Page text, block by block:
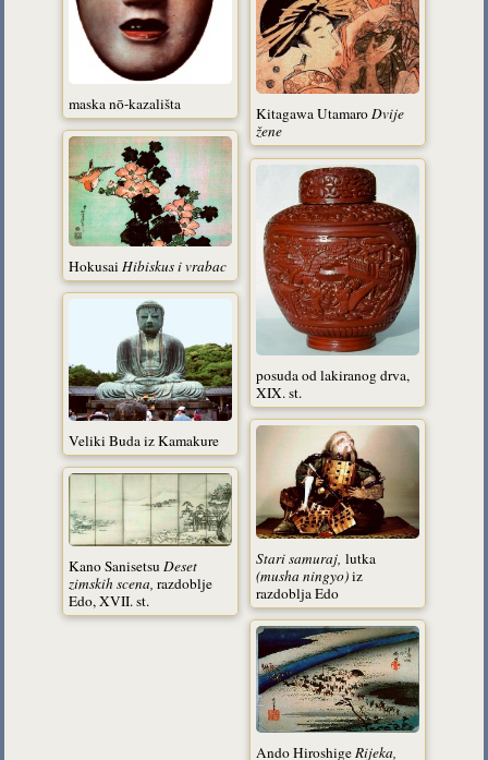
maska nō-kazališta
Kitagawa UtamaroDvije
žene
Hokusai Hibiskus ivrabac
posuda od lakiranog drva,
XIX. st.
Veliki Buda iz Kamakure
Starisamuraj, lutka
(musha ningyo)iz
razdoblja Edo
Kano Sanisetsu Deset
zimskih scena, razdoblje
Edo, XVII. st.
Ando HiroshigeRijeka,